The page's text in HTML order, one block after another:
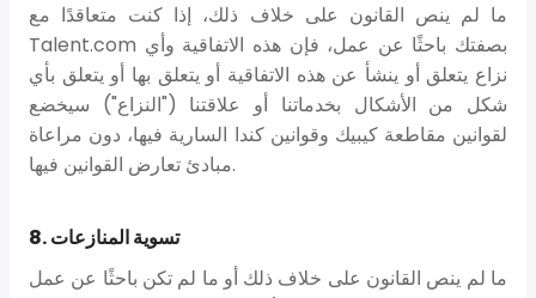
ما لم ينص القانون على خلاف ذلك، إذا كنت متعاقدًا مع
Talent.com بصفتك باحثًا عن عمل، فإن هذه الاتفاقية وأي
نزاع يتعلق أو ينشأ عن هذه الاتفاقية أو يتعلق بها أو يتعلق بأي
شكل من الأشكال بخدماتنا أو علاقتنا ("النزاع") سيخضع
لقوانين مقاطعة كيبيك وقوانين كندا السارية فيها، دون مراعاة
مبادئ تعارض القوانين فيها.
8. تسوية المنازعات
ما لم ينص القانون على خلاف ذلك أو ما لم تكن باحثًا عن عمل